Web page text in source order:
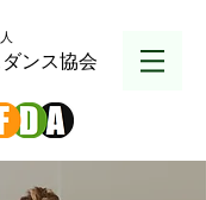
ンス協会